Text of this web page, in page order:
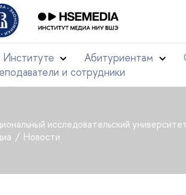
Абитуриентам
и сотрудники
исследовательский
Новости